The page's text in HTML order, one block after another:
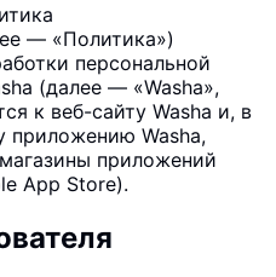
— «Политика»)
персональной
(далее — «Washa»,
к веб-сайту Washa и, в
приложению Washa,
приложений
App Store).